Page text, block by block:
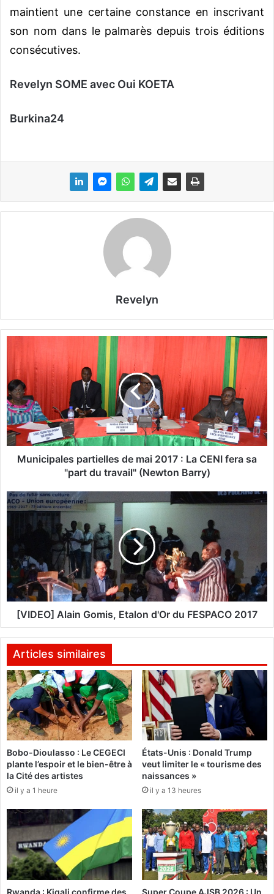
maintient une certaine constance en inscrivant
son nom dans le palmarès depuis trois éditions
consécutives.
Revelyn SOME avec Oui KOETA
Burkina24
Revelyn
i
c
i
p
a
l
a
r
l
l
e
s
m
2
0
1
7
:
L
a
C
E
f
e
a
s
Municipales partielles de mai 2017 : La CENI fera sa
"part du travail" (Newton Barry)
[
V
O
]
A
l
i
n
o
m
i
s
,
E
t
a
l
o
n
O
u
F
[VIDEO] Alain Gomis, Etalon d'Or du FESPACO 2017
Articles similaires
Bobo-Dioulasso : Le CEGECI
plante l’espoir et le bien-être à
la Cité des artistes
il y a 1 heure
États-Unis : Donald Trump
veut limiter le « tourisme des
naissances »
il y a 13 heures
Rwanda : Kigali confirme des Super Coupe AJSB 2026 : Un